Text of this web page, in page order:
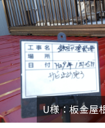
U様：板金屋